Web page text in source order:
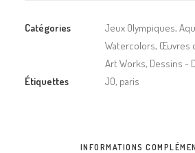
33
JO.
Catégories Jeux Olympiques,
Watercolors, Œuvres
Art Works, Dessins -
Étiquettes
JO, paris
INFORMATIONS